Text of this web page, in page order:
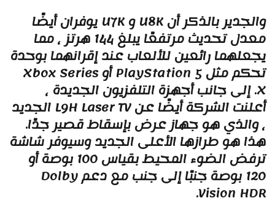
والجدير بالذكر أن U8K و U7K يوفران أيضًا
معدل تحديث مرتفعًا يبلغ 144 هرتز ، مما
رائعين للألعاب عند إقرانهما بوحدة
تحكم مثل PlayStation 5 أو Xbox Series
X. إلى جانب أجهزة التلفزيون الجديدة ،
أعلنت الشركة أيضًا عن L9H Laser TV الجديد
والذي هو جهاز عرض بإسقاط قصير جدًا.
هو طرازها الأعلى الجديد وسيوفر شاشة
ترفض الضوء المحيط بقياس 100 بوصة أو
120 بوصة جنبًا إلى جنب مع دعم Dolby
Vision